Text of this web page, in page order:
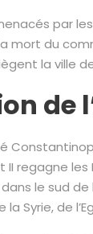
par
mort du
la ville
de
II regagne
le sud
la Syrie, de